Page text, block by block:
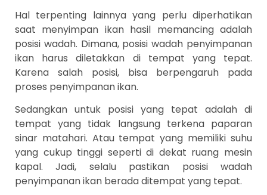
Hal terpenting lainnya yang perlu diperhatikan
saat menyimpan ikan hasil memancing adalah
posisi wadah. Dimana, posisi wadah penyimpanan
ikan harus diletakkan di tempat yang tepat.
Karena salah posisi, bisa berpengaruh pada
proses penyimpanan ikan.
Sedangkan untuk posisi yang tepat adalah di
tempat yang tidak langsung terkena paparan
sinar matahari. Atau tempat yang memiliki suhu
yang cukup tinggi seperti di dekat ruang mesin
kapal. Jadi, selalu pastikan posisi wadah
penyimpanan ikan berada ditempat yang tepat.